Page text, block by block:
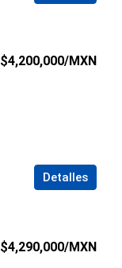
$4,200,000/MXN
Detalles
$4,290,000/MXN